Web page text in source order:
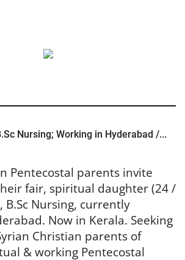
Nursing; Working in Hyderabad /...
Pentecostal parents invite
fair, spiritual daughter (24 /
B.Sc Nursing, currently
Now in Kerala. Seeking
Christian parents of
& working Pentecostal